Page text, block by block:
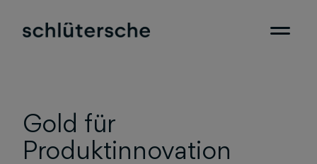
Gold für
Produktinnovation